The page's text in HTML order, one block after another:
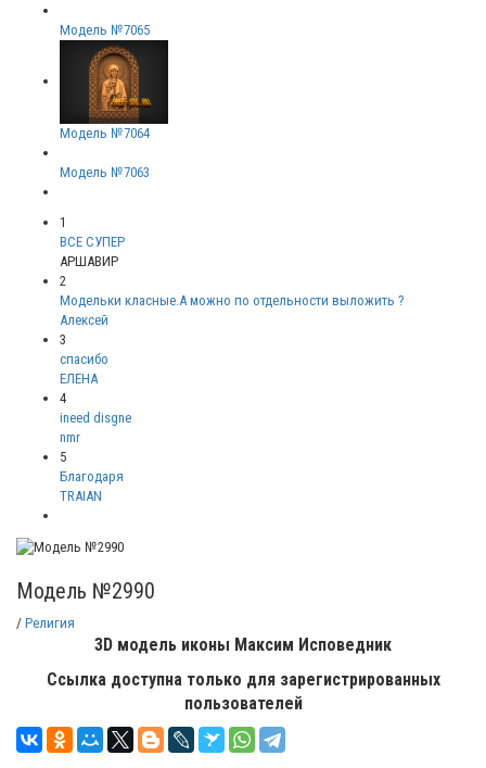
Модель №7065
Модель №7064
Модель №7063
1
ВСЕ СУПЕР
АРШАВИР
2
Модельки класные.А можно по отдельности выложить ?
Алексей
3
спасибо
ЕЛЕНА
4
ineed disgne
nmr
5
Благодаря
TRAIAN
Модель №2990
/ Религия
3D модель иконы Максим Исповедник
Ссылка доступна только для зарегистрированных
пользователей